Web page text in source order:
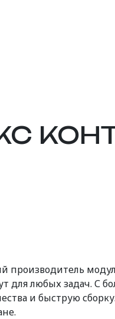
для любых задач. С
и быструю